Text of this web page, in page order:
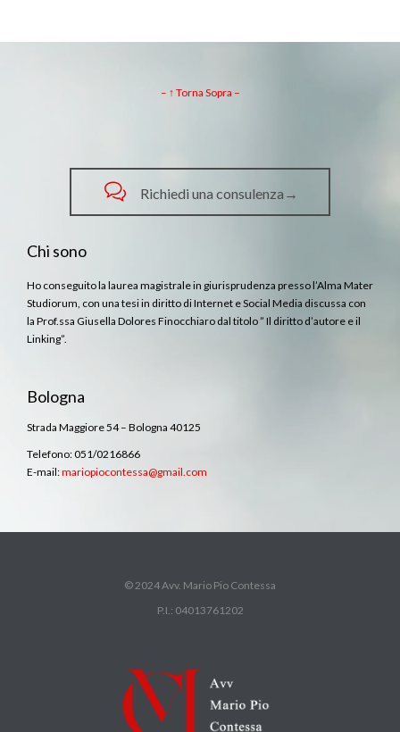
– ↑ Torna Sopra –
 Richiedi una consulenza→
Chi sono
Ho conseguito la laurea magistrale in giurisprudenza presso l’Alma Mater
Studiorum, con una tesi in diritto di Internet e Social Media discussa con
la Prof.ssa Giusella Dolores Finocchiaro dal titolo ” Il diritto d’autore e il
Linking”.
Bologna
Strada Maggiore 54 – Bologna 40125
Telefono: 051/0216866
E-mail:mariopiocontessa@gmail.com
© 2024 Avv. Mario Pio Contessa
P.I.: 04013761202